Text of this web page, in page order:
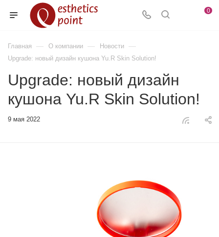
0
Главная — О компании — Новости —
Upgrade: новый дизайн кушона Yu.R Skin Solution!
Upgrade: новый дизайн
кушона Yu.R Skin Solution!
9 мая 2022